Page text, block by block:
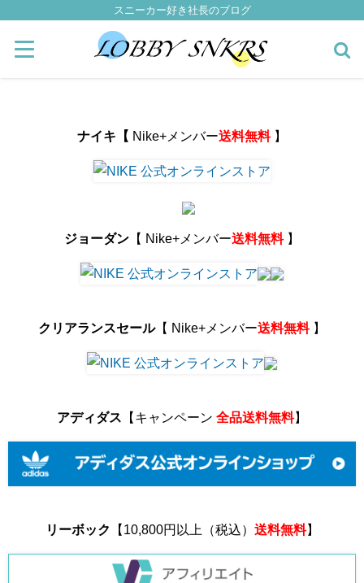
スニーカー好き社長のブログ
ナイキ【 Nike+メンバー送料無料 】
ジョーダン 【 Nike+メンバー送料無料】
クリアランスセール【 Nike+メンバー送料無料】
アディダス 【キャンペーン 全品送料無料】
リーボック 【10,800円以上（税込） 送料無料】